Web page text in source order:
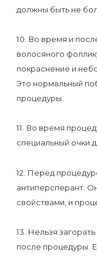
должны быть не
10. Во время и
волосяного
покраснение и
Это нормальный
процедуры.
11. Во время
специальный очки
12. Перед
антиперсперант.
свойствами, и
13. Нельзя
после процедуры.